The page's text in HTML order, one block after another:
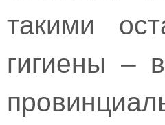
такими
гигиены –